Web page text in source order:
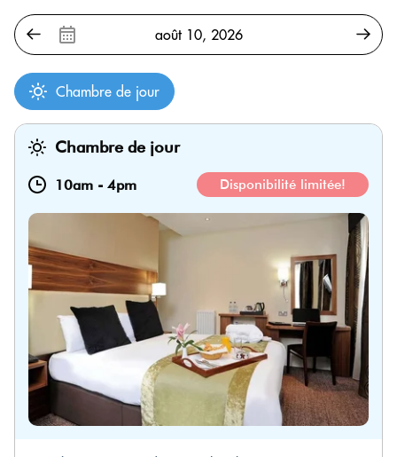
Chambre de jour
Chambre de jour
10am - 4pm Disponibilité limitée!